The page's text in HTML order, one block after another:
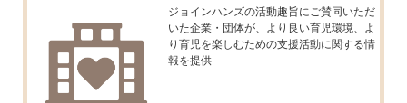
ジョインハンズの活動趣旨にご賛同いただ
いた企業・団体が、より良い育児環境、よ
り育児を楽しむための支援活動に関する情
報を提供